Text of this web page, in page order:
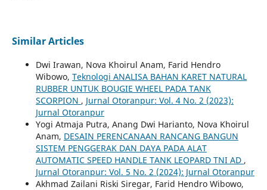
Similar Articles
Dwi Irawan, Nova Khoirul Anam, Farid Hendro
Wibowo, Teknologi ANALISA BAHAN KARET NATURAL
RUBBER UNTUK BOUGIE WHEEL PADA TANK
SCORPION , Jurnal Otoranpur: Vol. 4 No. 2 (2023):
Jurnal Otoranpur
Yogi Atmaja Putra, Anang Dwi Harianto, Nova Khoirul
Anam, DESAIN PERENCANAAN RANCANG BANGUN
SISTEM PENGGERAK DAN DAYA PADA ALAT
AUTOMATIC SPEED HANDLE TANK LEOPARD TNI AD ,
Jurnal Otoranpur: Vol. 5 No. 2 (2024): Jurnal Otoranpur
Akhmad Zailani Riski Siregar, Farid Hendro Wibowo,